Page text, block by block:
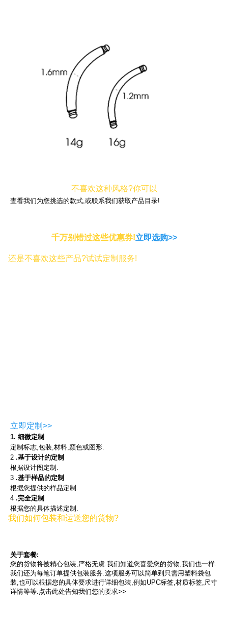
不喜欢这种风格?你可以
查看我们为您挑选的款式,或联系我们获取产品目录!
千万别错过这些优惠券!立即选购>>
还是不喜欢这些产品?试试定制服务!
立即定制>>
1. 细微定制
定制标志,包装,材料,颜色或图形.
2 .基于设计的定制
根据设计图定制.
3 .基于样品的定制
根据您提供的样品定制.
4 .完全定制
根据您的具体描述定制.
我们如何包装和运送您的货物?
关于套餐:
您的货物将被精心包装,严格无虞.我们知道您喜爱您的货物,我们也一样.
我们还为每笔订单提供包装服务.这项服务可以简单到只需用塑料袋包
装,也可以根据您的具体要求进行详细包装,例如UPC标签,材质标签,尺寸
详情等等.点击此处告知我们您的要求>>